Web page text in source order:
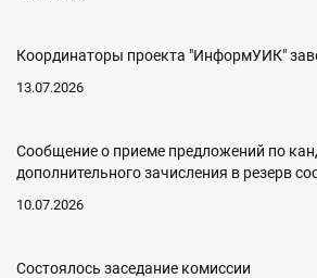
Координаторы проекта "ИнформУИК"
13.07.2026
Сообщение о приеме предложений по
дополнительного зачисления в резерв
10.07.2026
Состоялось заседание комиссии